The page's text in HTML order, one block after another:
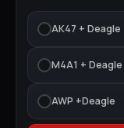
АК47 + Deagle
M4A1 + Deagle
AWP +Deagle